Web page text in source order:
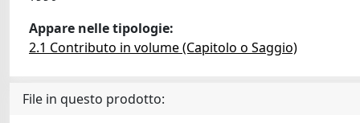
Appare nelle tipologie:
2.1 Contributo in volume (Capitolo o Saggio)
File in questo prodotto: